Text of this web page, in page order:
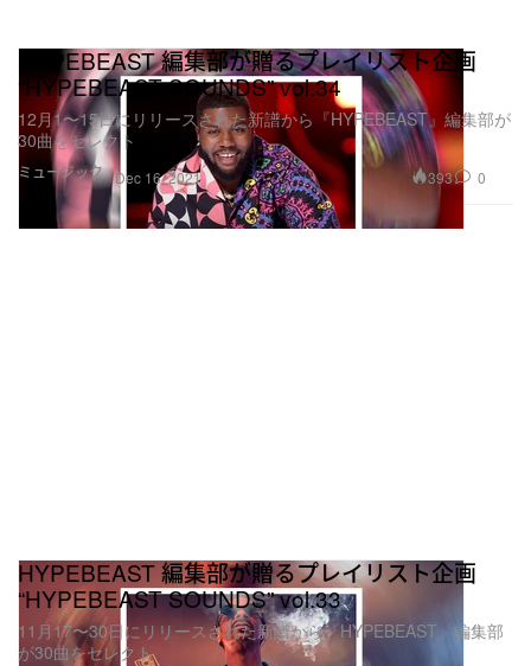
ミュージック
HYPEBEAST 編集部が贈るプレイリスト企画
“HYPEBEAST SOUNDS” vol.34
12月1〜15日にリリースされた新譜から『HYPEBEAST』編集部が
30曲をセレクト
Dec 16, 2021 393 0
HYPEBEAST 編集部が贈るプレイリスト企画
“HYPEBEAST SOUNDS” vol.33
11月17〜30日にリリースされた新譜から『HYPEBEAST』編集部
が30曲をセレクト